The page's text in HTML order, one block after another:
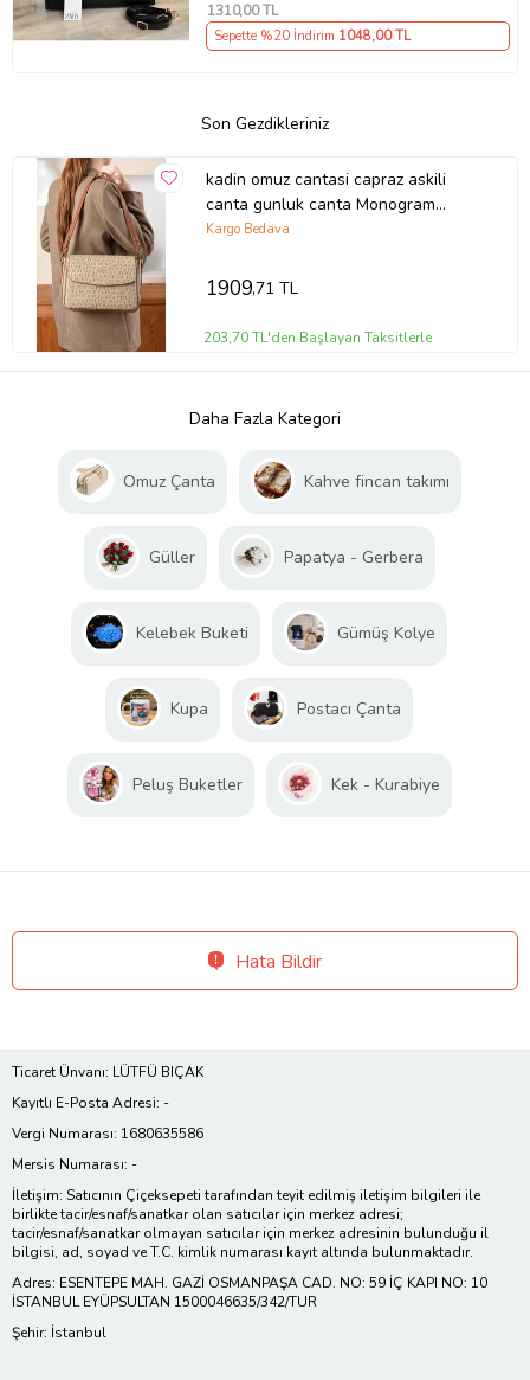
1310,00 TL
Sepette %20 İndirim 1048,00 TL
Son Gezdikleriniz
kadin omuz cantasi capraz askili
canta gunluk canta Monogram
Baskili Kadin El Ve Omuz Cantasi
Kargo Bedava
1909,71 TL
203,70 TL'den Başlayan Taksitlerle
Daha Fazla Kategori
Omuz Çanta Kahve fincan takımı
Güller Papatya - Gerbera
Kelebek Buketi Gümüş Kolye
Kupa Postacı Çanta
Peluş Buketler Kek - Kurabiye
Hata Bildir
Ticaret Ünvanı: LÜTFÜ BIÇAK
Kayıtlı E-Posta Adresi: -
Vergi Numarası: 1680635586
Mersis Numarası: -
İletişim: Satıcının Çiçeksepeti tarafından teyit edilmiş iletişim bilgileri ile
birlikte tacir/esnaf/sanatkar olan satıcılar için merkez adresi;
tacir/esnaf/sanatkar olmayan satıcılar için merkez adresinin bulunduğu il
bilgisi, ad, soyad ve T.C. kimlik numarası kayıt altında bulunmaktadır.
Adres: ESENTEPE MAH. GAZİ OSMANPAŞA CAD. NO: 59 İÇ KAPI NO: 10
İSTANBUL EYÜPSULTAN 1500046635/342/TUR
Şehir: İstanbul